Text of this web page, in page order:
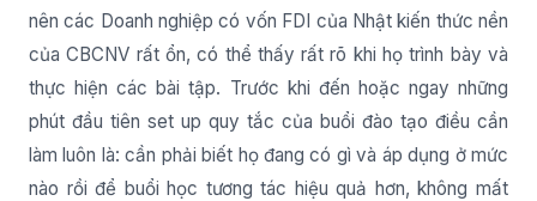
nên các Doanh nghiệp có vốn FDI của Nhật kiến thức nền
của CBCNV rất ổn, có thể thấy rất rõ khi họ trình bày và
thực hiện các bài tập. Trước khi đến hoặc ngay những
phút đầu tiên set up quy tắc của buổi đào tạo điều cần
làm luôn là: cần phải biết họ đang có gì và áp dụng ở mức
nào rồi để buổi học tương tác hiệu quả hơn, không mất